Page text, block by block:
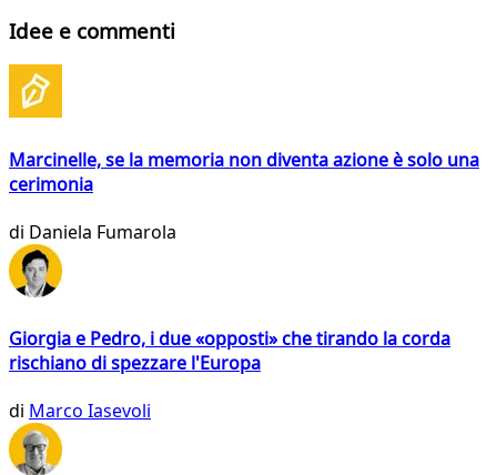
Idee e commenti
Marcinelle, se la memoria non diventa azione è solo una
cerimonia
di Daniela Fumarola
Giorgia e Pedro, i due «opposti» che tirando la corda
rischiano di spezzare l'Europa
di Marco Iasevoli